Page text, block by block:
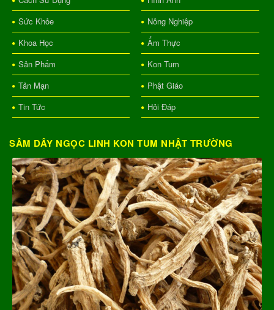
Sức Khỏe
Nông Nghiệp
Khoa Học
Ẩm Thực
Sản Phẩm
Kon Tum
Tản Mạn
Phật Giáo
Tin Tức
Hỏi Đáp
SÂM DÂY NGỌC LINH KON TUM NHẬT TRƯỜNG